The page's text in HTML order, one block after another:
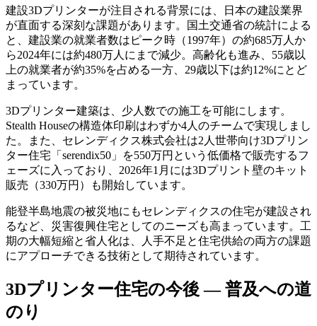
建設3Dプリンターが注目される背景には、日本の建設業界
が直面する深刻な課題があります。国土交通省の統計による
と、建設業の就業者数はピーク時（1997年）の約685万人か
ら2024年には約480万人にまで減少。高齢化も進み、55歳以
上の就業者が約35%を占める一方、29歳以下は約12%にとど
まっています。
3Dプリンター建築は、少人数での施工を可能にします。
Stealth Houseの構造体印刷はわずか4人のチームで実現しまし
た。また、セレンディクス株式会社は2人世帯向け3Dプリン
ター住宅「serendix50」を550万円という低価格で販売するフ
ェーズに入っており、2026年1月には3Dプリント壁のキット
販売（330万円）も開始しています。
能登半島地震の被災地にもセレンディクスの住宅が建設され
るなど、災害復興住宅としてのニーズも高まっています。工
期の大幅短縮と省人化は、人手不足と住宅供給の両方の課題
にアプローチできる技術として期待されています。
3Dプリンター住宅の今後 — 普及への道
のり